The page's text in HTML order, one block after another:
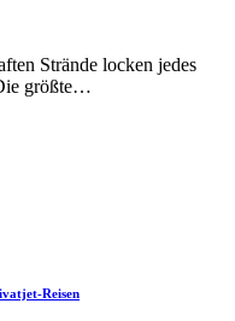
Strände locken jedes
größte…
Reisen